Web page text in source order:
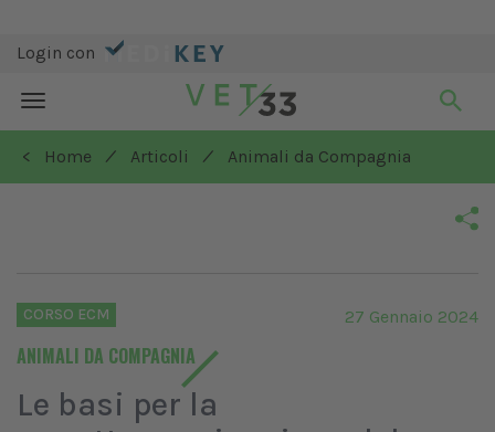
Login con
Toggle
navigation
< Home
/ Articoli / Animali da Compagnia
CORSO ECM
ANIMALI DA COMPAGNIA
27 Gennaio 2024
Le basi per la